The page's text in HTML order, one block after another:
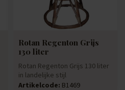
Rotan Regenton Grijs
130 liter
Rotan Regenton Grijs 130 liter
in landelijke stijl
Artikelcode: B1469